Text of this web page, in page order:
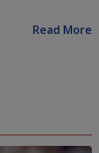
Read More